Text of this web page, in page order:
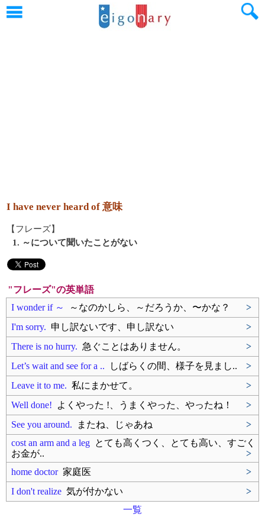
I have never heard of 意味
【フレーズ】
1. ～について聞いたことがない
"フレーズ"の英単語
I wonder if ～
～なのかしら、～だろうか、〜かな？
>
I'm sorry. 申し訳ないです、申し訳ない
>
There is no hurry. 急ぐことはありません。
>
Let’s wait and see for a .. しばらくの間、様子を見まし..
>
Leave it to me. 私にまかせて。
>
Well done! よくやった !、うまくやった、やったね！
>
See you around. またね、じゃあね
>
cost an arm and a leg とても高くつく、とても高い、すごく
お金が..
>
home doctor家庭医
>
I don't realize 気が付かない
>
一覧